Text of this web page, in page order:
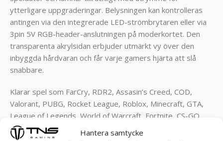
Hantera samtycke
ytterligare uppgraderingar. Belysningen kan kontrolleras
antingen via den integrerade LED-strömbrytaren eller via
3pin 5V RGB-header-anslutningen på moderkortet. Den
transparenta akrylsidan erbjuder utmärkt vy över den
inbyggda hårdvaran och får varje gamers hjärta att slå
snabbare.
Klarar spel som FarCry, RDR2, Assasin’s Creed, COD,
Valorant, PUBG, Rocket League, Roblox, Minecraft, GTA,
League of Legends, World of Warcraft, Fortnite, CS-GO,
Overwatch , Battlefield, Left 4 Dead, Sims och resten utav